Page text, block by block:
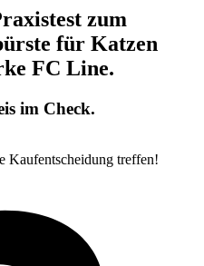
zum
für Katzen
FC Line.
im Check.
Kaufentscheidung treffen!